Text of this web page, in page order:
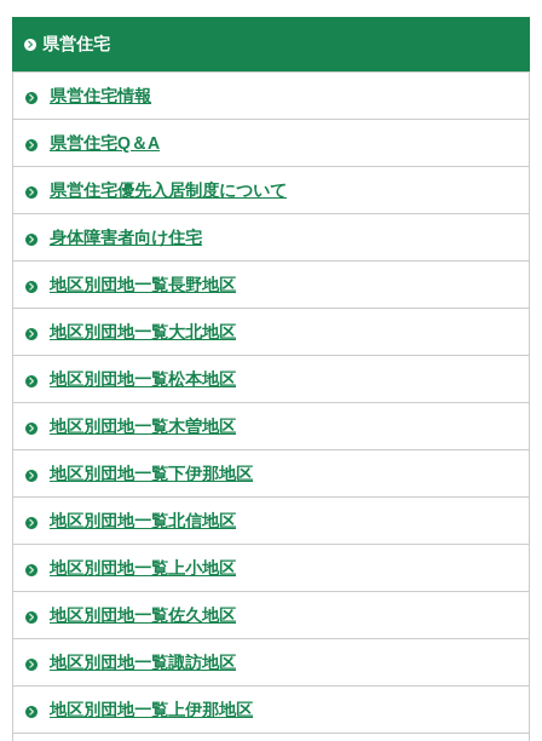
県営住宅
県営住宅情報
県営住宅Q＆A
県営住宅優先入居制度について
身体障害者向け住宅
地区別団地一覧長野地区
地区別団地一覧大北地区
地区別団地一覧松本地区
地区別団地一覧木曽地区
地区別団地一覧下伊那地区
地区別団地一覧北信地区
地区別団地一覧上小地区
地区別団地一覧佐久地区
地区別団地一覧諏訪地区
地区別団地一覧上伊那地区